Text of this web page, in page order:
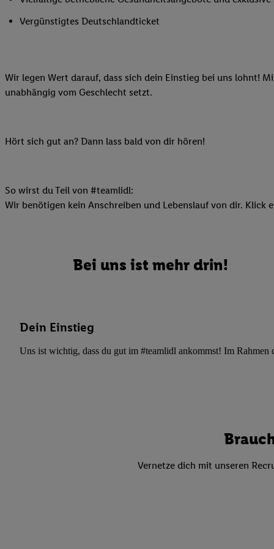
Vergünstigtes Deutschlandticket
Wir legen Wert darauf, dass sich dein Einstieg bei uns lohnt!
unabhängig vom Geschlecht setzt.
Hört sich gut an? Dann lass bald von dir hören!
So wirst du Teil von #teamlidl:
Wir benötigen kein Anschreiben und Lebenslauf von dir. Klick
Bei uns ist mehr drin!
Dein Einstieg
Uns ist wichtig, dass du gut im #teamlidl ankommst! Im Rahmen
Vernetze dich mit unseren
Adresse und einer
können Ihre
finden Sie in den
Ihre Einwilligung
Verknüpfung
reduzierter Daten